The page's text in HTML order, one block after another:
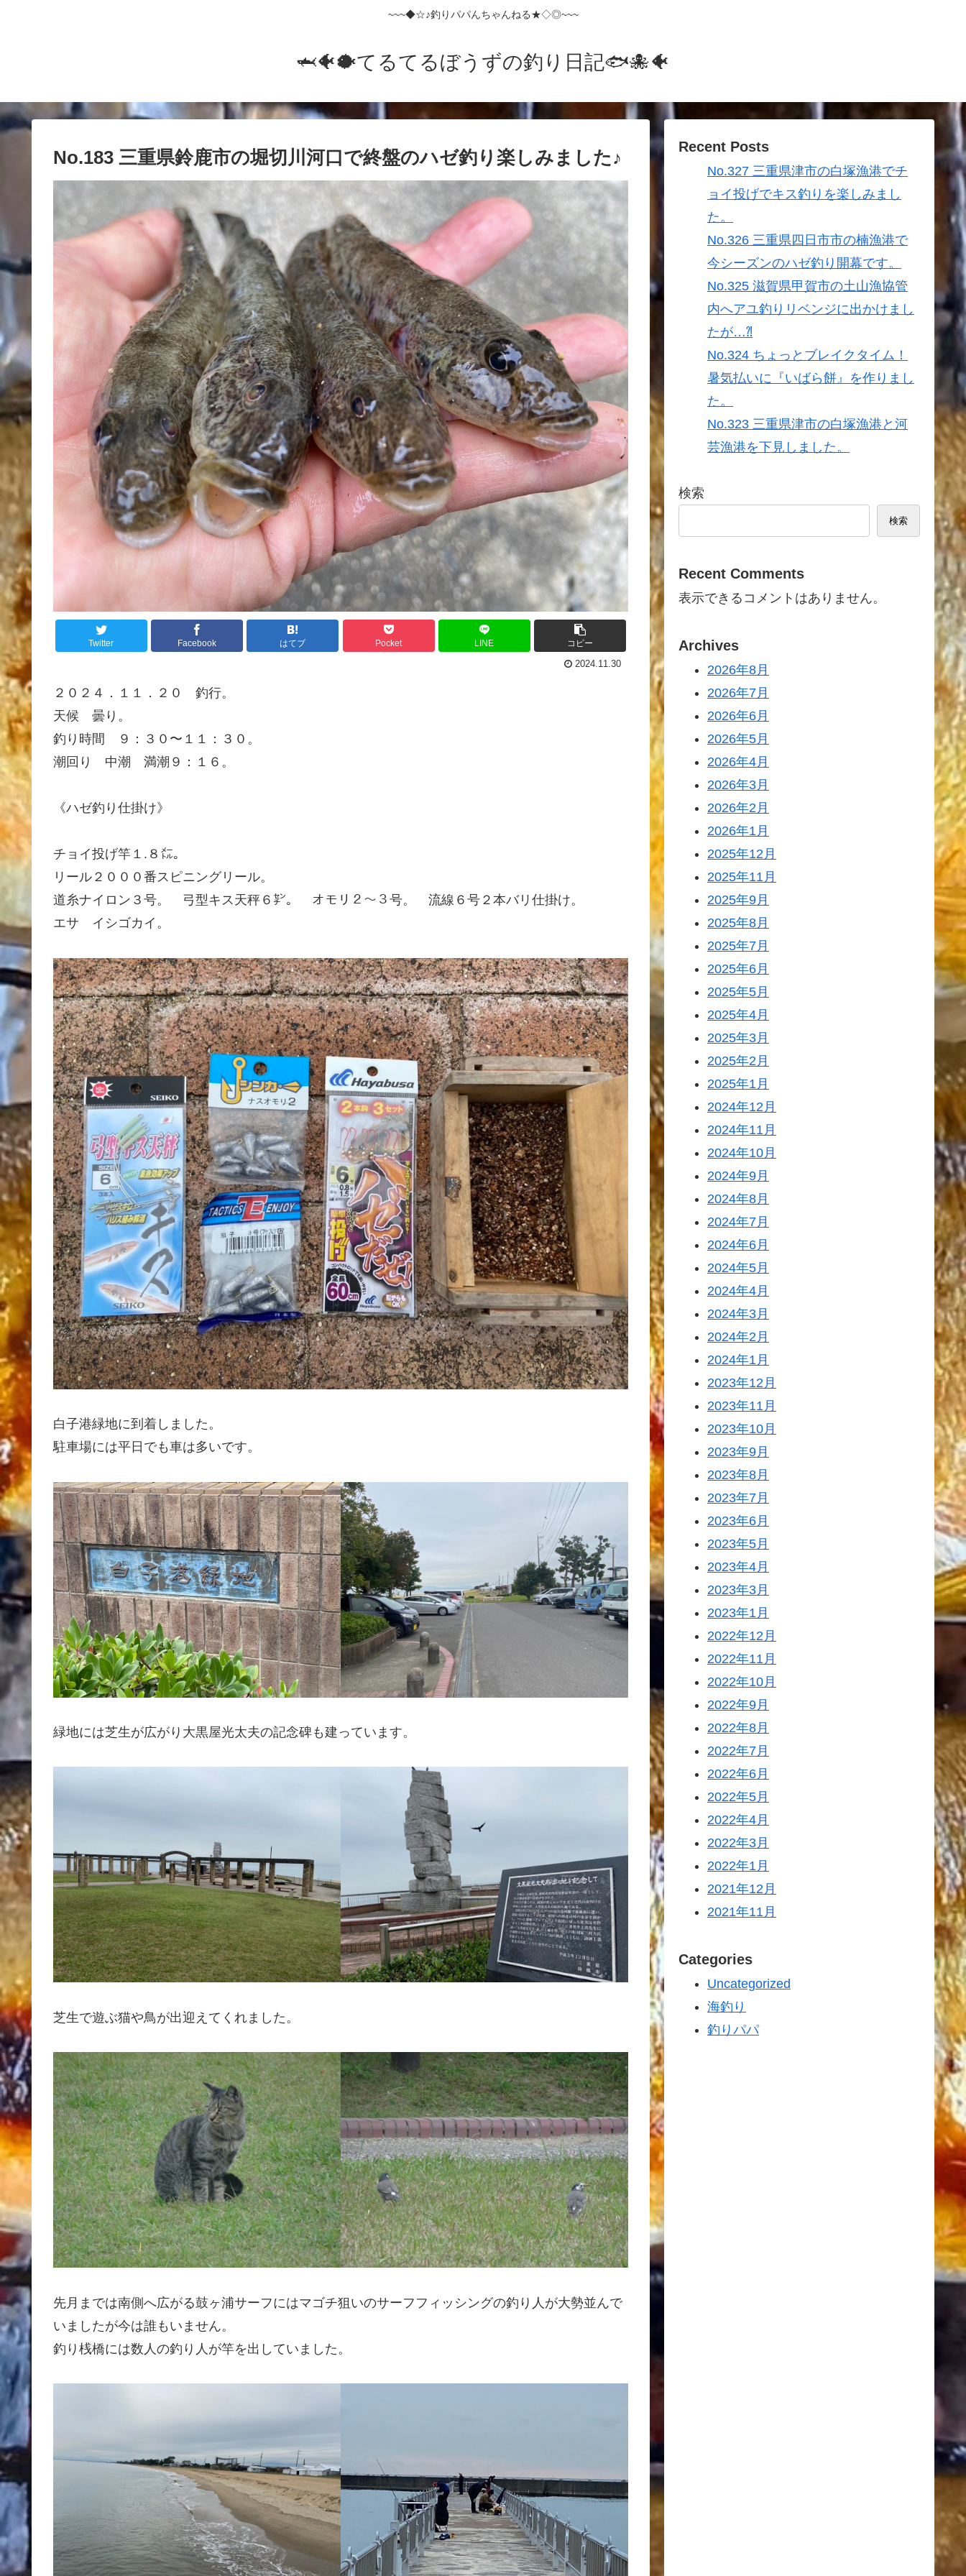
~~~◆☆♪釣りパパんちゃんねる★◇◎~~~
🦈🐠🐡てるてるぼうずの釣り日記🐟️🐙🐠
No.183 三重県鈴鹿市の堀切川河口で終盤のハゼ釣り楽しみました♪
Twitter Facebook はてブ Pocket LINE コピー
2024.11.30
２０２４．１１．２０ 釣行。
天候 曇り。
釣り時間 ９：３０〜１１：３０。
潮回り 中潮 満潮９：１６。
《ハゼ釣り仕掛け》
チョイ投げ竿１.８㍍。
リール２０００番スピニングリール。
道糸ナイロン３号。 弓型キス天秤６㌢。 オモリ２〜３号。 流線６号２本バリ仕掛け。
エサ イシゴカイ。
白子港緑地に到着しました。
駐車場には平日でも車は多いです。
緑地には芝生が広がり大黒屋光太夫の記念碑も建っています。
芝生で遊ぶ猫や鳥が出迎えてくれました。
先月までは南側へ広がる鼓ヶ浦サーフにはマゴチ狙いのサーフフィッシングの釣り人が大勢並んで
いましたが今は誰もいません。
釣り桟橋には数人の釣り人が竿を出していました。
Recent Posts
No.327 三重県津市の白塚漁港でチ
ョイ投げでキス釣りを楽しみまし
た。
No.326 三重県四日市市の楠漁港で
今シーズンのハゼ釣り開幕です。
No.325 滋賀県甲賀市の土山漁協管
内へアユ釣りリベンジに出かけまし
たが…⁈
No.324 ちょっとブレイクタイム！
暑気払いに『いばら餅』を作りまし
た。
No.323 三重県津市の白塚漁港と河
芸漁港を下見しました。
検索
検索
Recent Comments
表示できるコメントはありません。
Archives
2026年8月
2026年7月
2026年6月
2026年5月
2026年4月
2026年3月
2026年2月
2026年1月
2025年12月
2025年11月
2025年9月
2025年8月
2025年7月
2025年6月
2025年5月
2025年4月
2025年3月
2025年2月
2025年1月
2024年12月
2024年11月
2024年10月
2024年9月
2024年8月
2024年7月
2024年6月
2024年5月
2024年4月
2024年3月
2024年2月
2024年1月
2023年12月
2023年11月
2023年10月
2023年9月
2023年8月
2023年7月
2023年6月
2023年5月
2023年4月
2023年3月
2023年1月
2022年12月
2022年11月
2022年10月
2022年9月
2022年8月
2022年7月
2022年6月
2022年5月
2022年4月
2022年3月
2022年1月
2021年12月
2021年11月
Categories
Uncategorized
海釣り
釣りパパ